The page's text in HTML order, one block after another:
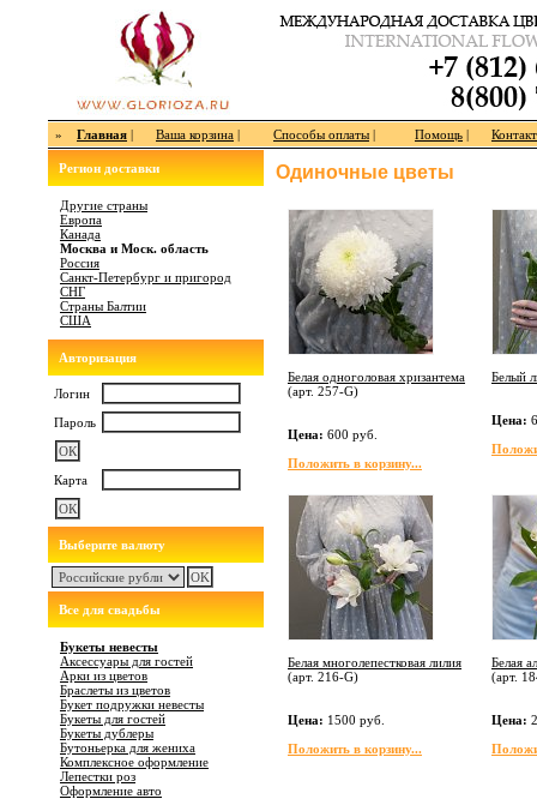
» Главная | Ваша корзина | Способы оплаты | Помощь |
Регион доставки
Другие страны
Европа
Канада
Москва и Моск. область
Россия
Санкт-Петербург и пригород
СНГ
Страны Балтии
США
Авторизация
Логин
Пароль
Карта
Выберите валюту
Все для свадьбы
Букеты невесты
Аксессуары для гостей
Арки из цветов
Браслеты из цветов
Букет подружки невесты
Букеты для гостей
Букеты дублеры
Бутоньерка для жениха
Комплексное оформление
Лепестки роз
Оформление авто
Одиночные цветы
Белая одноголовая хризантема
(арт. 257-G)
Цена: 600 руб.
Положить в корзину...
Белый
Цена:
Белая многолепестковая лилия
(арт. 216-G)
Цена: 1500 руб.
Положить в корзину...
Белая
(арт.
Цена: